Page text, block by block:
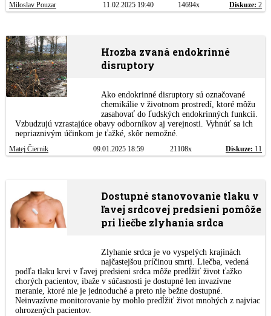
Miloslav Pouzar 11.02.2025 19:40 14694x Diskuze: 2
Hrozba zvaná endokrinné
disruptory
Ako endokrinné disruptory sú označované
chemikálie v životnom prostredí, ktoré môžu
zasahovať do ľudských endokrinných funkcii.
Vzbudzujú vzrastajúce obavy odborníkov aj verejnosti. Vyhnúť sa ich
nepriaznivým účinkom je ťažké, skôr nemožné.
Matej Čiernik 09.01.2025 18:59 21108x Diskuze: 11
Dostupné stanovovanie tlaku v
ľavej srdcovej predsieni pomôže
pri liečbe zlyhania srdca
Zlyhanie srdca je vo vyspelých krajinách
najčastejšou príčinou smrti. Liečba, vedená
podľa tlaku krvi v ľavej predsieni srdca môže predĺžiť život ťažko
chorých pacientov, ibaže v súčasnosti je dostupné len invazívne
meranie, ktoré nie je jednoduché a preto nie bežne dostupné.
Neinvazívne monitorovanie by mohlo predĺžiť život mnohých z najviac
ohrozených pacientov.